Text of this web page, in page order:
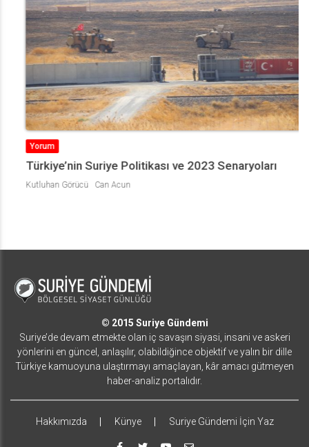
Yorum
Türkiye’nin Suriye Politikası ve 2023 Senaryoları
Kutluhan Görücü Can Acun
© 2015 Suriye Gündemi
Suriye’de devam etmekte olan iç savaşın siyasi, insani ve askeri
yönlerini en güncel, anlaşılır, olabildiğince objektif ve yalın bir dille
Türkiye kamuoyuna ulaştırmayı amaçlayan, kâr amacı gütmeyen
haber-analiz portalıdır.
Hakkımızda Künye Suriye Gündemi İçin Yaz